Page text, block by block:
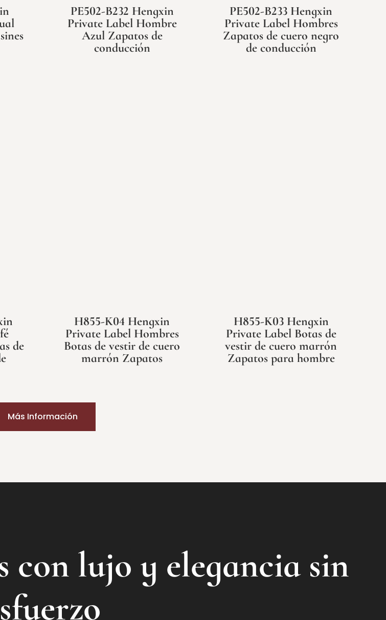
PE502-B232 Hengxin
Private Label Hombre
Azul Zapatos de
conducción
PE502-B233 Hengxin
Private Label Hombres
Zapatos de cuero negro
de conducción
de
H855-K04 Hengxin
Private Label Hombres
Botas de vestir de cuero
marrón Zapatos
H855-K03 Hengxin
Private Label Botas de
vestir de cuero marrón
Zapatos para hombre
Más Información
con lujo y elegancia sin